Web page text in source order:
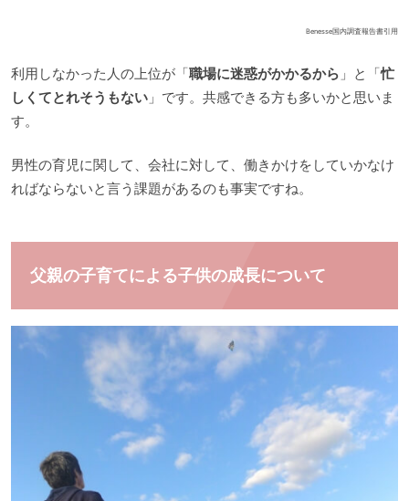
Benesse国内調査報告書引用
利用しなかった人の上位が「職場に迷惑がかかるから 」と「忙
しくてとれそうもない」です。共感できる方も多いかと思いま
す。
男性の育児に関して、会社に対して、働きかけをしていかなけ
ればならないと言う課題があるのも事実ですね。
父親の子育てによる子供の成長について